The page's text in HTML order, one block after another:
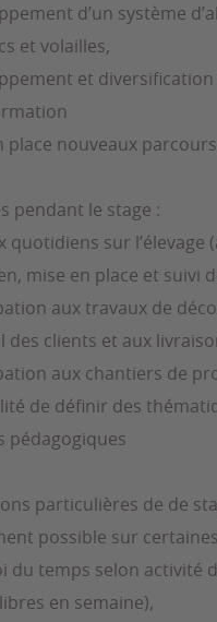
d’un système
et volailles,
et diversification
place nouveaux parcours
pendant le stage :
quotidiens sur
mise en place et suivi
aux travaux de
des clients et aux
aux chantiers de
de définir des
pédagogiques
particulières de de
possible sur
du temps selon activité
en semaine),